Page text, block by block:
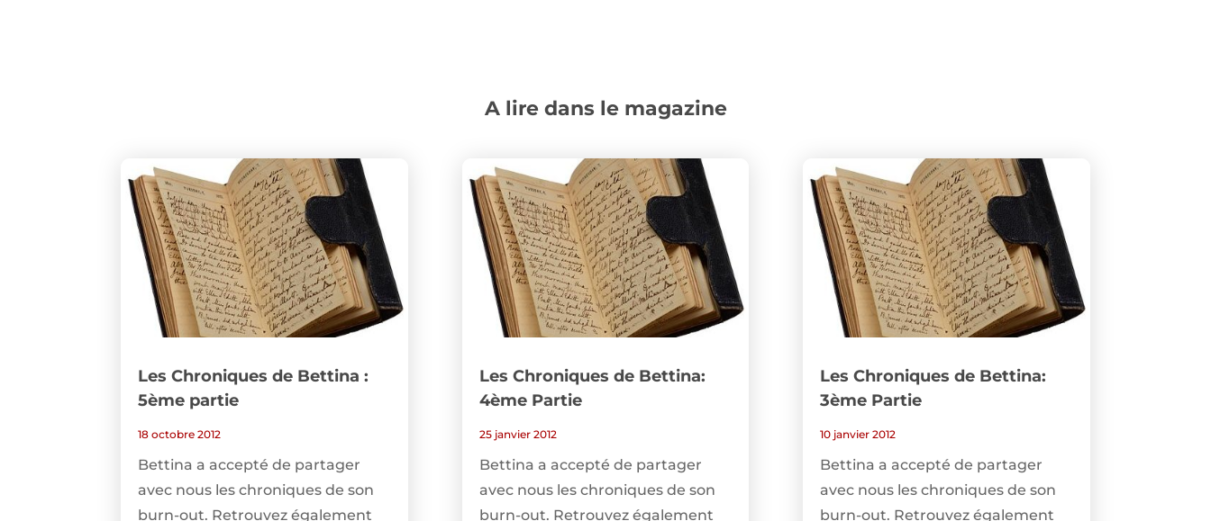
A lire dans le magazine
Les Chroniques de Bettina :
5ème partie
18 octobre 2012
Bettina a accepté de partager
avec nous les chroniques de son
burn-out. Retrouvez également
Les Chroniques de Bettina:
4ème Partie
25 janvier 2012
Bettina a accepté de partager
avec nous les chroniques de son
burn-out. Retrouvez également
Les Chroniques de Bettina:
3ème Partie
10 janvier 2012
Bettina a accepté de partager
avec nous les chroniques de son
burn-out. Retrouvez également